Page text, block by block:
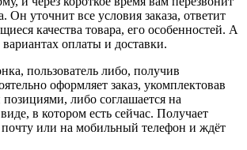
Он уточнит все условия заказа, ответит
качества товара, его особенностей. А
оплаты и доставки.
пользователь либо, получив
оформляет заказ, укомплектовав
либо соглашается на
в котором есть сейчас. Получает
или на мобильный телефон и ждёт